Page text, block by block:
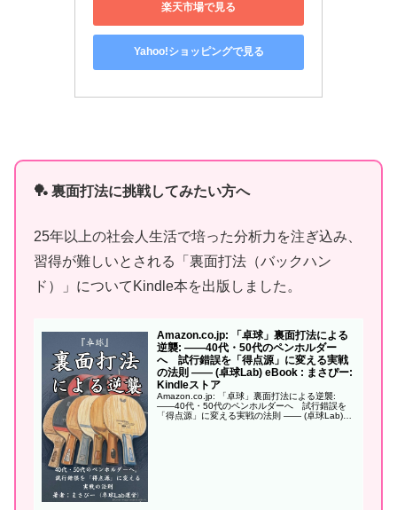
楽天市場で見る
Yahoo!ショッピングで見る
🏓 裏面打法に挑戦してみたい方へ
25年以上の社会人生活で培った分析力を注ぎ込み、
習得が難しいとされる「裏面打法（バックハン
ド）」についてKindle本を出版しました。
Amazon.co.jp: 「卓球」裏面打法による
逆襲: ——40代・50代のペンホルダー
へ 試行錯誤を「得点源」に変える実戦
の法則 —— (卓球Lab) eBook : まさぴー:
Kindleストア
Amazon.co.jp: 「卓球」裏面打法による逆襲:
——40代・50代のペンホルダーへ 試行錯誤を
「得点源」に変える実戦の法則 —— (卓球Lab)